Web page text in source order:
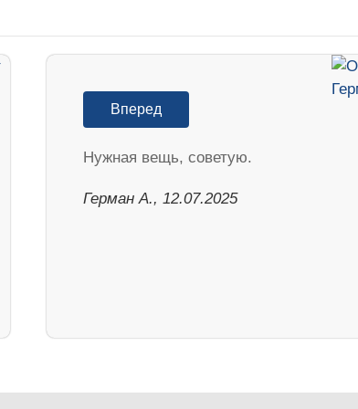
Вперед
Нужная вещь, советую.
Герман А., 12.07.2025